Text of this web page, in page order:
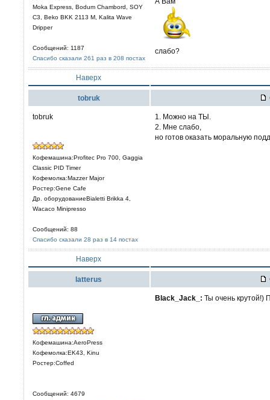
Moka Express, Bodum Chambord, SOY
C3, Beko BKK 2113 M, Kalita Wave
Dripper
Сообщений: 1187
Спасибо сказали 261 раз в 208 постах
слабо?
Наверх
tobruk
tobruk
Кофемашина:Profitec Pro 700, Gaggia
Classic PID Timer
Кофемолка:Mazzer Major
Ростер:Gene Cafe
Др. оборудованиеBialetti Brikka 4,
Wacaco Minipresso
Сообщений: 88
Спасибо сказали 28 раз в 14 постах
1. Можно на ТЫ.
2. Мне слабо,
но готов оказать моральную
Наверх
latterus
Кофемашина:AeroPress
Кофемолка:EK43, Kinu
Ростер:Coffed
Сообщений: 4679
Black_Jack_: Ты очень крутой!)